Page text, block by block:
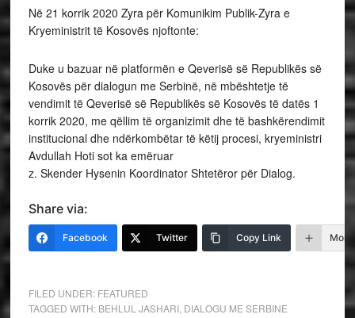
Në 21 korrik 2020 Zyra për Komunikim Publik-Zyra e
Kryeministrit të Kosovës njoftonte:
Duke u bazuar në platformën e Qeverisë së Republikës së
Kosovës për dialogun me Serbinë, në mbështetje të
vendimit të Qeverisë së Republikës së Kosovës të datës 1
korrik 2020, me qëllim të organizimit dhe të bashkërendimit
institucional dhe ndërkombëtar të këtij procesi, kryeministri
Avdullah Hoti sot ka emëruar
z. Skender Hysenin Koordinator Shtetëror për Dialog.
Share via:
Facebook Twitter Copy Link More
FILED UNDER: FEATURED
TAGGED WITH: BEHLUL JASHARI, DIALOGU ME SERBINE